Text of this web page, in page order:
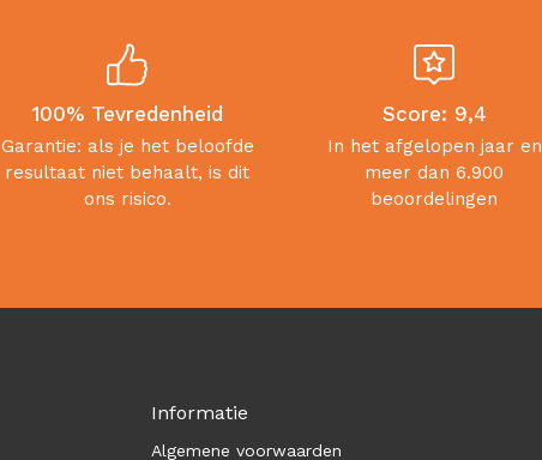
100% Tevredenheid
Garantie: als je het beloofde
resultaat niet behaalt, is dit
ons risico.
Score: 9,4
In het afgelopen jaar en
meer dan 6.900
beoordelingen
Informatie
Algemene voorwaarden